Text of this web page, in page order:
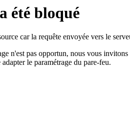
été bloqué
car la requête envoyée vers le
n'est pas opportun, nous vous
le paramétrage du pare-feu.